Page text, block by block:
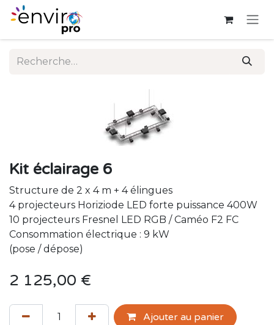
Se rendre au contenu
Kit éclairage 6
Structure de 2 x 4 m + 4 élingues
4 projecteurs Horiziode LED forte puissance 400W
10 projecteurs Fresnel LED RGB / Caméo F2 FC
Consommation électrique : 9 kW
(pose / dépose)
2 125,00 €
Ajouter au panier